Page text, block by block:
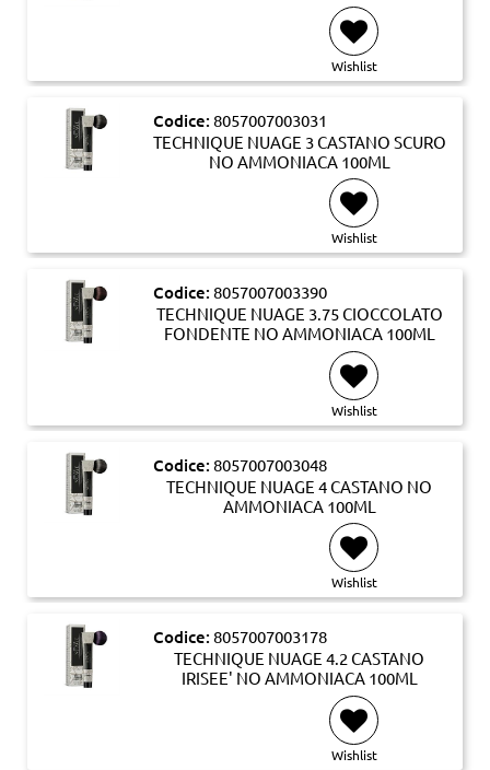
Wishlist
Codice: 8057007003031
TECHNIQUE NUAGE 3 CASTANO SCURO
NO AMMONIACA 100ML
Wishlist
Codice: 8057007003390
TECHNIQUE NUAGE 3.75 CIOCCOLATO
FONDENTE NO AMMONIACA 100ML
Wishlist
Codice: 8057007003048
TECHNIQUE NUAGE 4 CASTANO NO
AMMONIACA 100ML
Wishlist
Codice: 8057007003178
TECHNIQUE NUAGE 4.2 CASTANO
IRISEE' NO AMMONIACA 100ML
Wishlist